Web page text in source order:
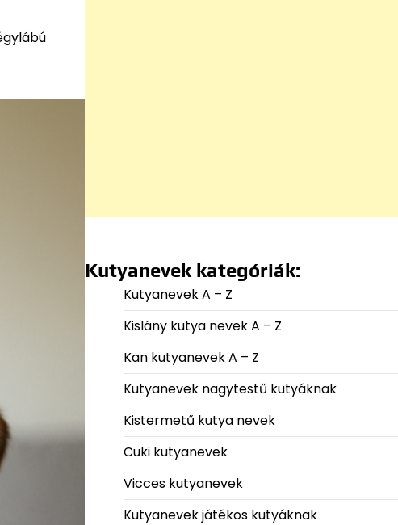
Kutyanevek kategóriák:
Kutyanevek A – Z
Kislány kutya nevek A – Z
Kan kutyanevek A – Z
Kutyanevek nagytestű kutyáknak
Kistermetű kutya nevek
Cuki kutyanevek
Vicces kutyanevek
Kutyanevek játékos kutyáknak